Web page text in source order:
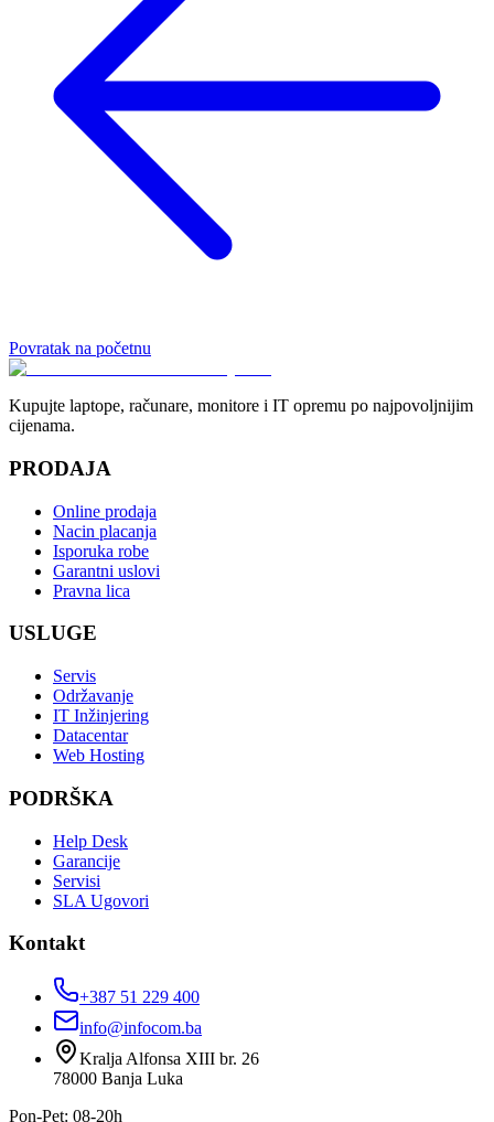
Povratak na početnu
Kupujte laptope, računare, monitore i IT opremu po najpovoljnijim
cijenama.
PRODAJA
Online prodaja
Nacin placanja
Isporuka robe
Garantni uslovi
Pravna lica
USLUGE
Servis
Održavanje
IT Inžinjering
Datacentar
Web Hosting
PODRŠKA
Help Desk
Garancije
Servisi
SLA Ugovori
Kontakt
+387 51 229 400
info@infocom.ba
Kralja Alfonsa XIII br. 26
78000 Banja Luka
Pon-Pet: 08-20h